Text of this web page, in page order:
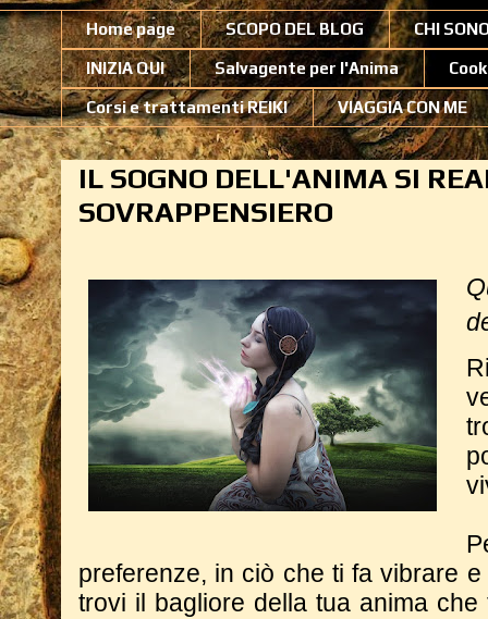
Home page SCOPO DEL BLOG CHI
INIZIA QUI Salvagente per l'Anima
Corsi e trattamenti REIKI VIAGGIA CON ME
IL SOGNO DELL'ANIMA SI
SOVRAPPENSIERO
preferenze, in ciò che ti fa vibrare
trovi il bagliore della tua anima